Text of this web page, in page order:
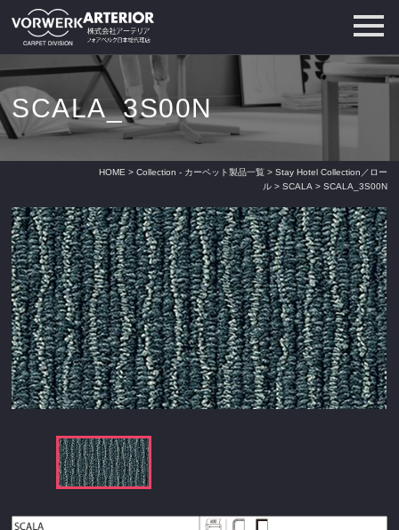
SCALA_3S00N
HOME > Collection - カーペット製品一覧> Stay Hotel Collection／ロー
ル> SCALA > SCALA_3S00N